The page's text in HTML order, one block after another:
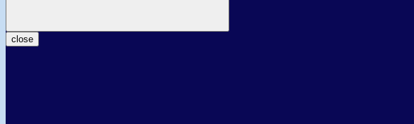
close